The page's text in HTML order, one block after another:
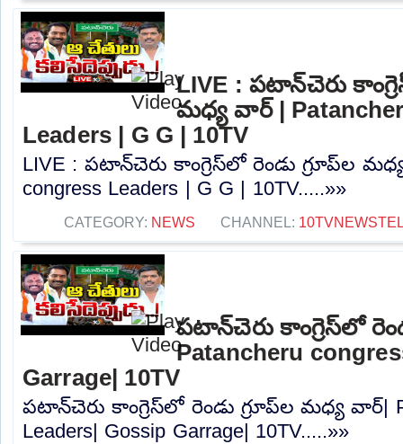
LIVE : పటాన్‌చెరు
మధ్య వార్‌ |
Leaders | G G | 10TV
LIVE : పటాన్‌చెరు కాంగ్రెస్‌లో రెండు గ్రూప్‌ల
congress Leaders | G G | 10TV.....»»
CATEGORY: NEWS CHANNEL:
పటాన్‌చెరు కాంగ్రెస్‌లో
Patancheru
Garrage| 10TV
పటాన్‌చెరు కాంగ్రెస్‌లో రెండు గ్రూప్‌ల మధ్య వార్‌|
Leaders| Gossip Garrage| 10TV.....»»